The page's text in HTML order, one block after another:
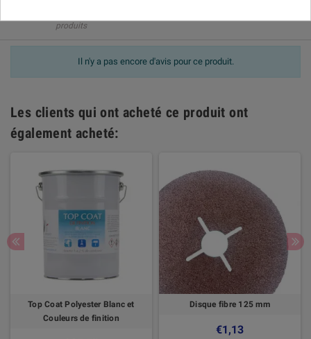
produits
Il n'y a pas encore d'avis pour ce produit.
Les clients qui ont acheté ce produit ont
également acheté:
Top Coat Polyester Blanc et
Couleurs de finition
Disque fibre 125 mm
€1,13